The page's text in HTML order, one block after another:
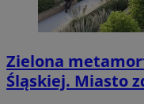
Zielona
Śląskiej. Miasto